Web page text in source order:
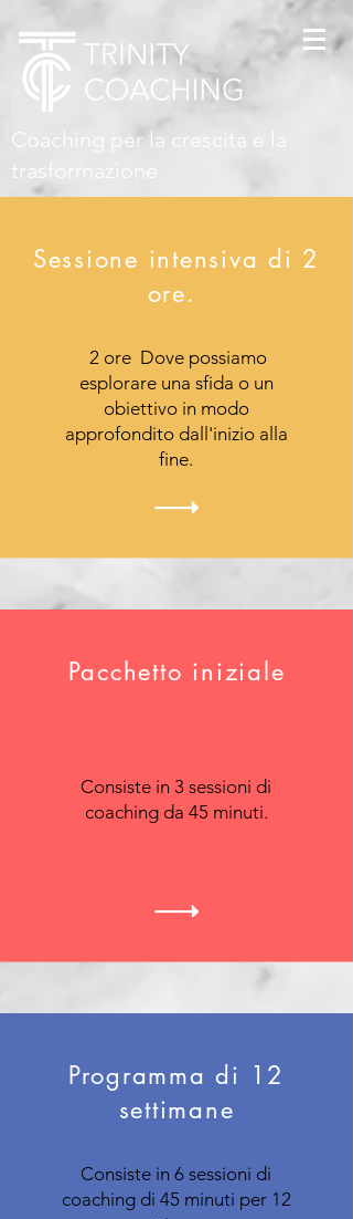
Coaching per la crescita e la
trasformazione
Sessione intensiva di 2
ore.
2 ore Dove possiamo
esplorare una sfida o un
obiettivo in modo
approfondito dall'inizio alla
fine.
Pacchetto iniziale
Consiste in 3 sessioni di
coaching da 45 minuti.
Programma di 12
settimane
Consiste in 6 sessioni di
coaching di 45 minuti per 12